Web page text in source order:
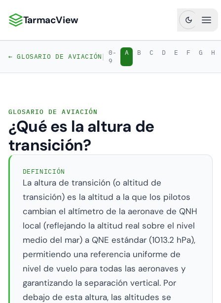
TarmacView: Análisis de Aviación de Precisión
TarmacView
← GLOSARIO DE AVIACIÓN| 0-
9
A B C D E F G H
GLOSARIO DE AVIACIÓN
¿Qué es la altura de
transición?
DEFINICIÓN
La altura de transición (o altitud de
transición) es la altitud a la que los pilotos
cambian el altímetro de la aeronave de QNH
local (reflejando la altitud real sobre el nivel
medio del mar) a QNE estándar (1013.2 hPa),
permitiendo una referencia uniforme de
nivel de vuelo para todas las aeronaves y
garantizando la separación vertical. Por
debajo de esta altura, las altitudes se